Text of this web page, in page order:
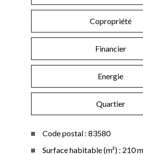
Copropriété
Financier
Energie
Quartier
Code postal : 83580
Surface habitable (m²) : 210